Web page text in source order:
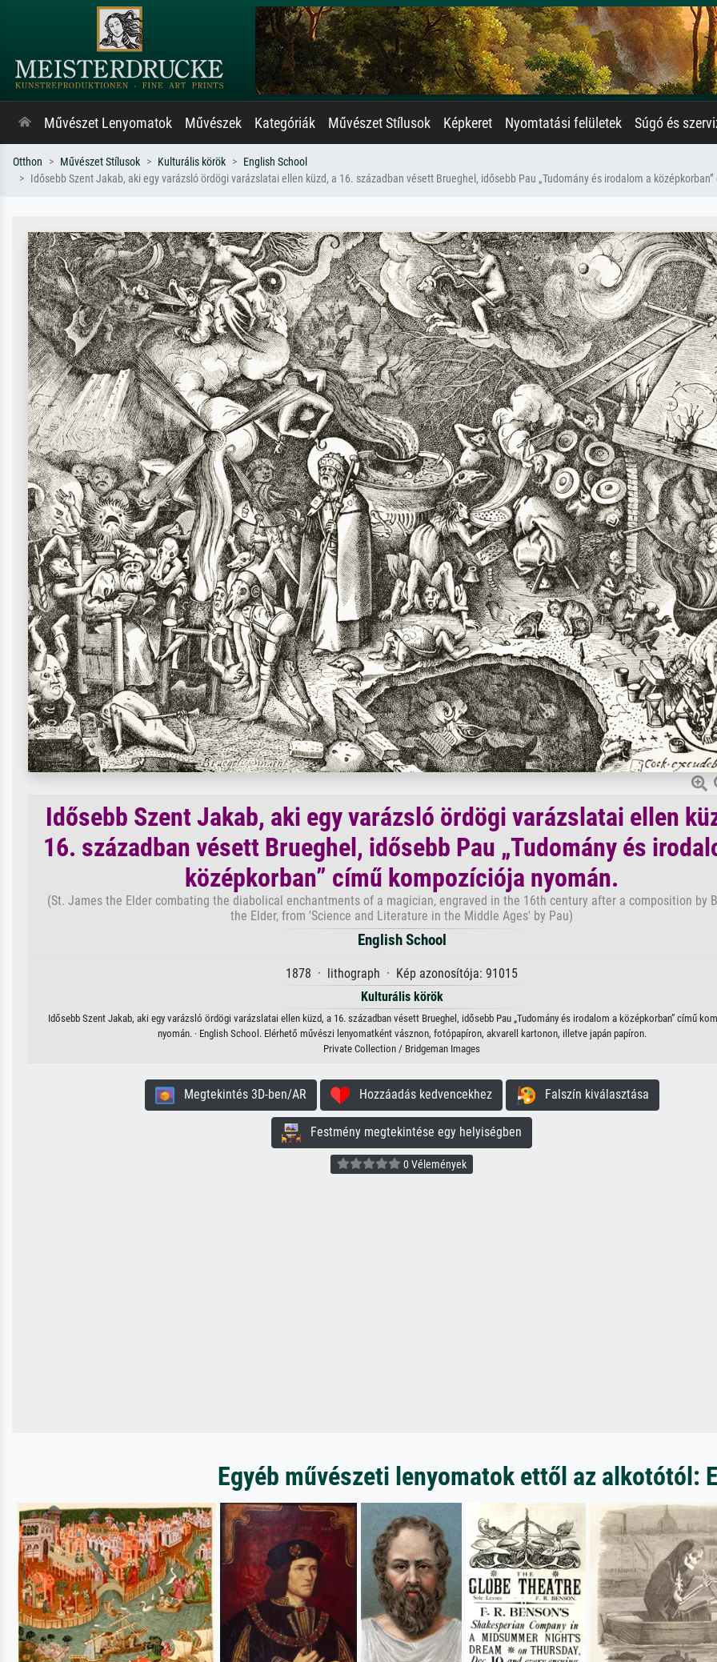
Művészet Lenyomatok Művészek Kategóriák Művészet Stílusok Képkeret Nyomtatási felületek Súgó és
Otthon Művészet Stílusok Kulturális körök
English School
Idősebb Szent Jakab, aki egy varázsló ördögi varázslatai ellen küzd, a 16. században vésett Brueghel, idősebb Pau „Tudomány és irodalom a
Idősebb Szent Jakab, aki egy varázsló ördögi varázslatai ellen
16. században vésett Brueghel, idősebb Pau „Tudomány és
középkorban” című kompozíciója nyomán.
(St. James the Elder combating the diabolical enchantments of a magician, engraved in the 16th century after a composition by
the Elder, from 'Science and Literature in the Middle Ages' by Pau)
English School
1878 · lithograph · Kép azonosítója: 91015
Kulturális körök
Idősebb Szent Jakab, aki egy varázsló ördögi varázslatai ellen küzd, a 16. században vésett Brueghel, idősebb Pau „Tudomány és irodalom a középkorban” című
nyomán. · English School. Elérhető művészi lenyomatként vásznon, fotópapíron, akvarell kartonon, illetve japán papíron.
Private Collection / Bridgeman Images
Megtekintés 3D-ben/AR Hozzáadás kedvencekhez Falszín kiválasztása
Festmény megtekintése egy helyiségben
0 Vélemények
Egyéb művészeti lenyomatok ettől az alkotótól: